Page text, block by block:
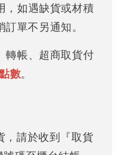
，如遇缺貨或材積
單不另通知。
轉帳、超商取貨付
數。
，請於收到『取貨